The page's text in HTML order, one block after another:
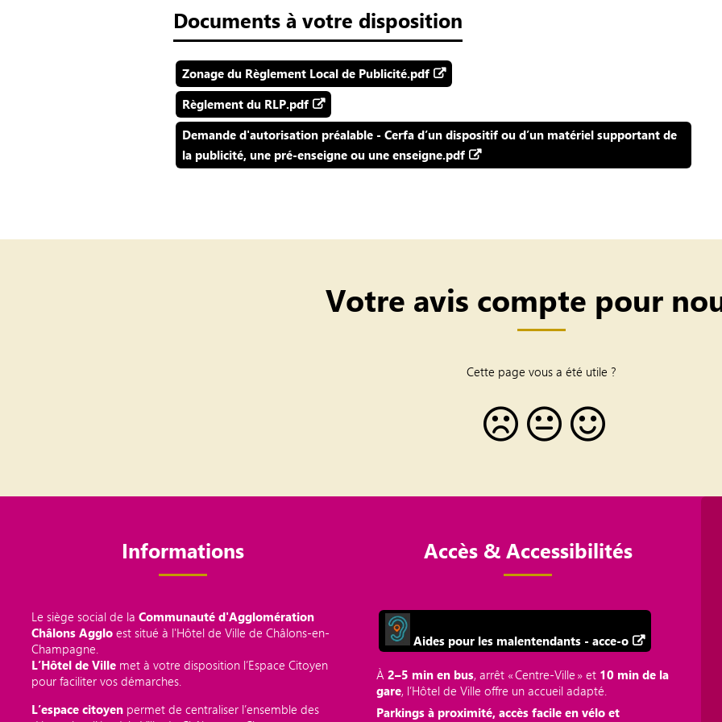
Documents à votre disposition
Zonage du Règlement Local de Publicité.pdf
Règlement du RLP.pdf
Demande d'autorisation préalable - Cerfa d’un dispositif ou d’un matériel supportant de
la publicité, une pré-enseigne ou une enseigne.pdf
Votre avis compte pour
Cette page vous a été utile ?
Informations
Le siège social de laCommunauté d'Agglomération
Châlons Aggloest situé à l'Hôtel de Ville de Châlons-en-
Champagne.
L’Hôtel de Ville met à votre disposition l’Espace Citoyen
pour faciliter vos démarches.
L’espace citoyen permet de centraliser l’ensemble des
Accès & Accessibilités
Aides pour les malentendants - acce-o
À2–5 min en bus, arrêt « Centre‑Ville » et 10 min de la
gare, l’Hôtel de Ville offre un accueil adapté.
Parkings à proximité, accès facile en vélo et